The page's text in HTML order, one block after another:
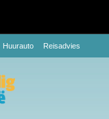
Huurauto Reisadvies